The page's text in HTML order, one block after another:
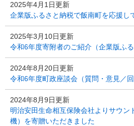
2025年4月1日更新
企業版ふるさと納税で飯南町を応援し
2025年3月10日更新
令和6年度寄附者のご紹介（企業版ふ
2024年8月20日更新
令和6年度町政座談会（質問・意見／回
2024年8月9日更新
明治安田生命相互保険会社よりサウン
機）を寄贈いただきました